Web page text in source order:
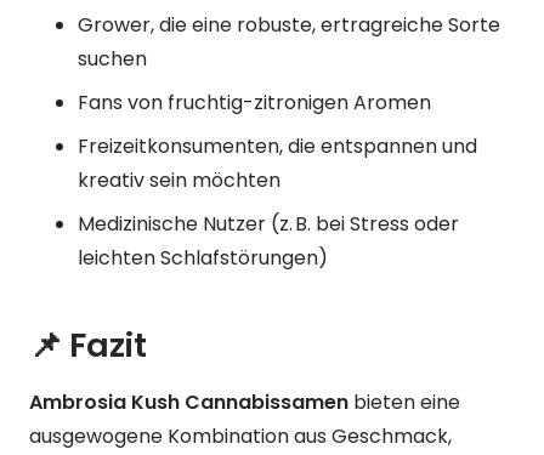
Grower, die eine robuste, ertragreiche Sorte
suchen
Fans von fruchtig-zitronigen Aromen
Freizeitkonsumenten, die entspannen und
kreativ sein möchten
Medizinische Nutzer (z. B. bei Stress oder
leichten Schlafstörungen)
📌 Fazit
Ambrosia Kush Cannabissamen bieten eine
ausgewogene Kombination aus Geschmack,